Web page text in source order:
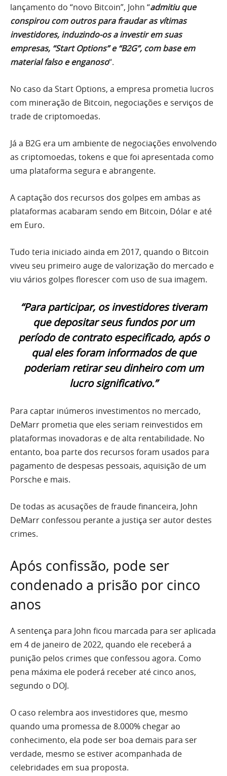
lançamento do “novo Bitcoin”, John “admitiu que
conspirou com outros para fraudar as vítimas
investidores, induzindo-os a investir em suas
empresas, “Start Options” e “B2G”, com base em
material falso e enganoso“.
No caso da Start Options, a empresa prometia lucros
com mineração de Bitcoin, negociações e serviços de
trade de criptomoedas.
Já a B2G era um ambiente de negociações envolvendo
as criptomoedas, tokens e que foi apresentada como
uma plataforma segura e abrangente.
A captação dos recursos dos golpes em ambas as
plataformas acabaram sendo em Bitcoin, Dólar e até
em Euro.
Tudo teria iniciado ainda em 2017, quando o Bitcoin
viveu seu primeiro auge de valorização do mercado e
viu vários golpes florescer com uso de sua imagem.
“Para participar, os investidores tiveram
que depositar seus fundos por um
período de contrato especificado, após o
qual eles foram informados de que
poderiam retirar seu dinheiro com um
lucro significativo.”
Para captar inúmeros investimentos no mercado,
DeMarr prometia que eles seriam reinvestidos em
plataformas inovadoras e de alta rentabilidade. No
entanto, boa parte dos recursos foram usados para
pagamento de despesas pessoais, aquisição de um
Porsche e mais.
De todas as acusações de fraude financeira, John
DeMarr confessou perante a justiça ser autor destes
crimes.
Após confissão, pode ser
condenado a prisão por cinco
anos
A sentença para John ficou marcada para ser aplicada
em 4 de janeiro de 2022, quando ele receberá a
punição pelos crimes que confessou agora. Como
pena máxima ele poderá receber até cinco anos,
segundo o DOJ.
O caso relembra aos investidores que, mesmo
quando uma promessa de 8.000% chegar ao
conhecimento, ela pode ser boa demais para ser
verdade, mesmo se estiver acompanhada de
celebridades em sua proposta.